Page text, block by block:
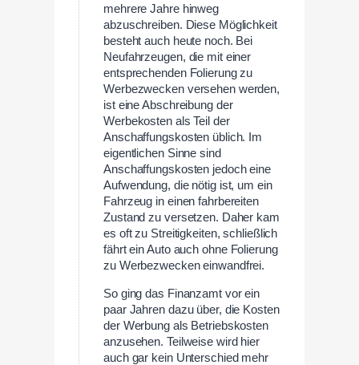
mehrere Jahre hinweg
abzuschreiben. Diese Möglichkeit
besteht auch heute noch. Bei
Neufahrzeugen, die mit einer
entsprechenden Folierung zu
Werbezwecken versehen werden,
ist eine Abschreibung der
Werbekosten als Teil der
Anschaffungskosten üblich. Im
eigentlichen Sinne sind
Anschaffungskosten jedoch eine
Aufwendung, die nötig ist, um ein
Fahrzeug in einen fahrbereiten
Zustand zu versetzen. Daher kam
es oft zu Streitigkeiten, schließlich
fährt ein Auto auch ohne Folierung
zu Werbezwecken einwandfrei.
So ging das Finanzamt vor ein
paar Jahren dazu über, die Kosten
der Werbung als Betriebskosten
anzusehen. Teilweise wird hier
auch gar kein Unterschied mehr